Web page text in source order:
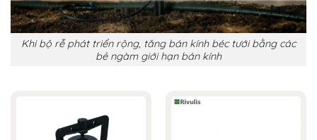
Khi bộ rễ phát triển rộng, tăng bán kính béc tưới bằng các
bẻ ngàm giới hạn bán kính